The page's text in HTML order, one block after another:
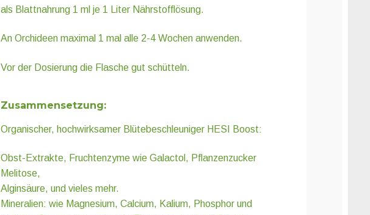
als Blattnahrung 1 ml je 1 Liter Nährstofflösung.
An Orchideen maximal 1 mal alle 2-4 Wochen anwenden.
Vor der Dosierung die Flasche gut schütteln.
Zusammensetzung:
Organischer, hochwirksamer Blütebeschleuniger HESI Boost:
Obst-Extrakte, Fruchtenzyme wie Galactol, Pflanzenzucker
Melitose,
Alginsäure, und vieles mehr.
Mineralien: wie Magnesium, Calcium, Kalium, Phosphor und